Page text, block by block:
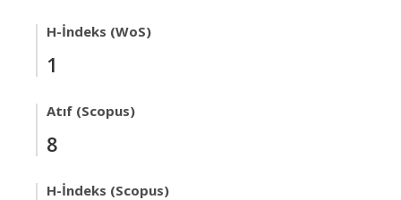
H-İndeks (WoS)
1
Atıf (Scopus)
8
H-İndeks (Scopus)